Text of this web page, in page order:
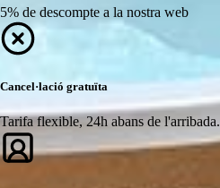
5% de descompte a la nostra web
Cancel·lació gratuïta
Tarifa flexible, 24h abans de l'arribada.